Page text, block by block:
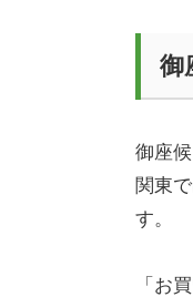
御
御座
関東
す。
「お